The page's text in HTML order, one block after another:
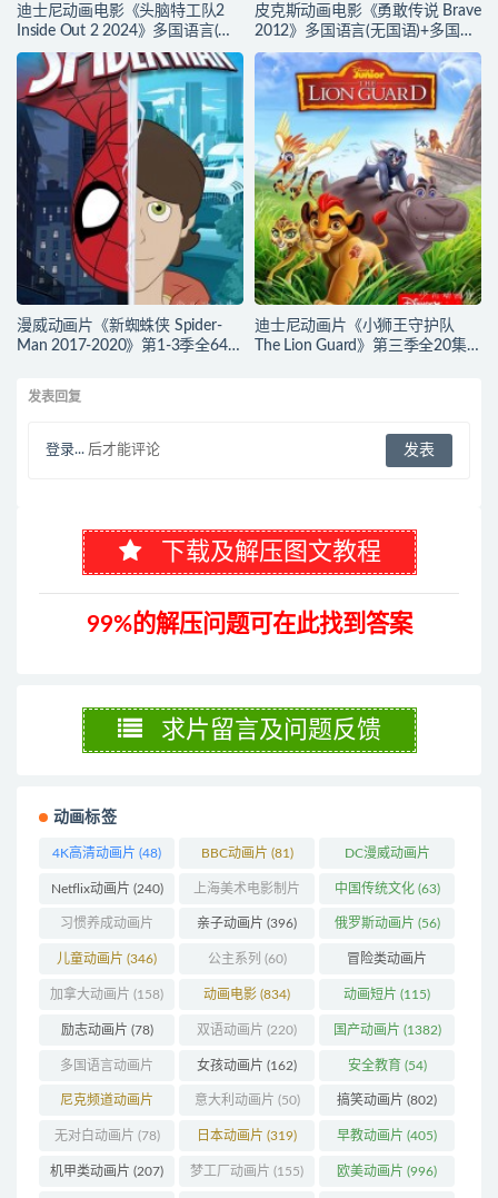
迪士尼动画电影《头脑特工队2
Inside Out 2 2024》多国语言(含
国语)+多国字幕(含中文) 官方纯净
收藏版 720P/MKV/4.75G 动画片
头脑特工队下载
皮克斯动画电影《勇敢传说 Brave
2012》多国语言(无国语)+多国字
幕(含中文) 官方纯净收藏版
720P/MKV/2.43G 动画片勇敢传
说下载
漫威动画片《新蜘蛛侠 Spider-
Man 2017-2020》第1-3季全64集
文) 官方纯净收藏版
720P/MKV/27.9G 动画片蜘蛛侠
迪士尼动画片《小狮王守护队
The Lion Guard》第三季全20集
发表回复
登录... 后才能评论
下载及解压图文教程
99%的解压问题可在此找到答案
求片留言及问题反馈
动画标签
4K高清动画片 (48) BBC动画片 (81) DC漫威动画片
(104)
Netflix动画片 (240) 上海美术电影制片
厂(126)
中国传统文化(63)
习惯养成动画片
(74)
亲子动画片 (396) 俄罗斯动画片 (56)
儿童动画片 (346) 公主系列 (60) 冒险类动画片
(1273)
加拿大动画片 (158) 动画电影 (834) 动画短片 (115)
励志动画片 (78) 双语动画片 (220) 国产动画片 (1382)
多国语言动画片
(179)
女孩动画片 (162) 安全教育 (54)
尼克频道动画片
(83)
意大利动画片 (50) 搞笑动画片 (802)
无对白动画片 (78) 日本动画片 (319) 早教动画片 (405)
机甲类动画片 (207) 梦工厂动画片 (155) 欧美动画片 (996)